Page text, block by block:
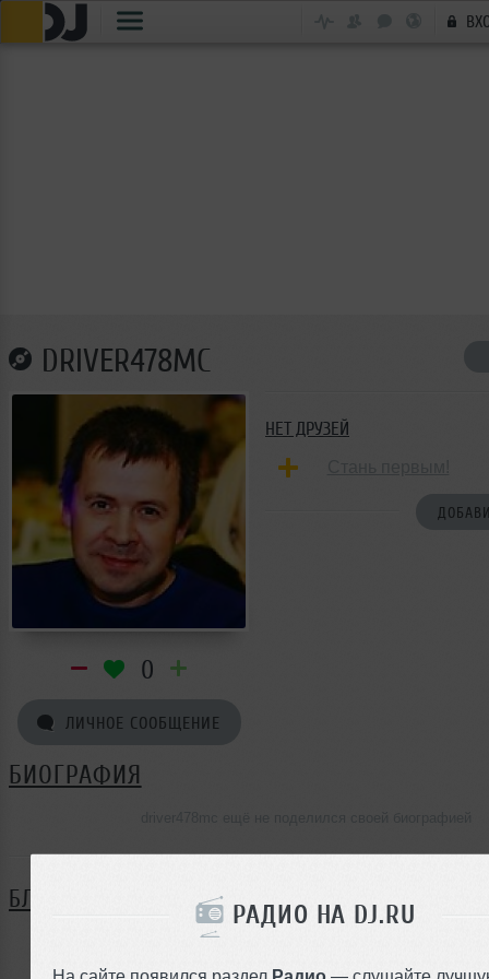
РАДИО НА DJ.RU
На сайте появился раздел Радио — слушайте
DRIVER478MC
0
ЛИЧНОЕ СООБЩЕНИЕ
НЕТ ДРУЗЕЙ
БИОГРАФИЯ
БЛОГ